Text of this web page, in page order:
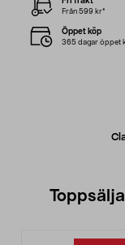
Från 599 kr*
Öppet köp
365 dagar öppet